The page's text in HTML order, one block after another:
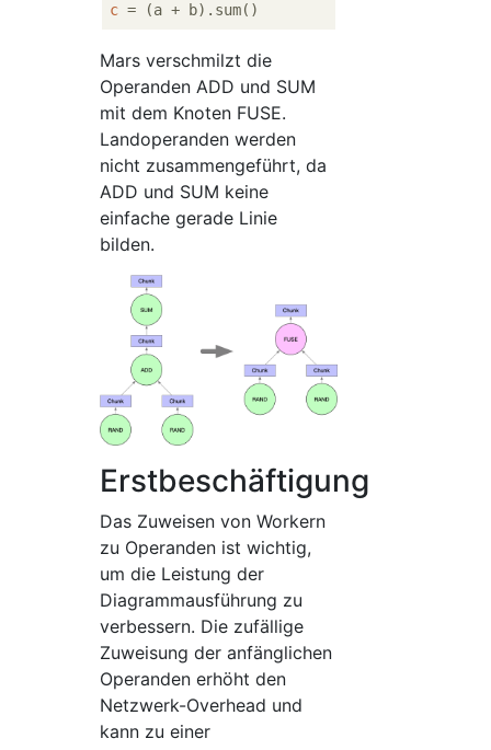
c
Mars verschmilzt die
Operanden ADD und SUM
mit dem Knoten FUSE.
Landoperanden werden
nicht zusammengeführt, da
ADD und SUM keine
einfache gerade Linie
bilden.
Erstbeschäftigung
Das Zuweisen von Workern
zu Operanden ist wichtig,
um die Leistung der
Diagrammausführung zu
verbessern. Die zufällige
Zuweisung der anfänglichen
Operanden erhöht den
Netzwerk-Overhead und
kann zu einer